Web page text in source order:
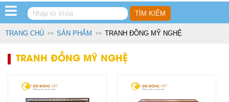
TRANG CHỦ SẢN PHẨM TRANH ĐỒNG MỸ NGHỆ
TRANH ĐỒNG MỸ NGHỆ